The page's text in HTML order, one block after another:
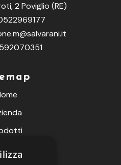
2 Poviglio (RE)
Fiere